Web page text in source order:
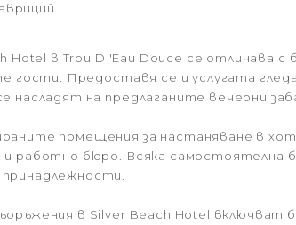
Hotel в Trou D 'Eau Douce се отличава
гости. Предоставя се и услугата
насладят на предлаганите вечерни
помещения за настаняване в
и работно бюро. Всяка самостоятелна
в Silver Beach Hotel включват